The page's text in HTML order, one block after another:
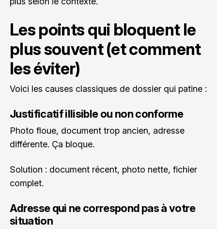
Les points qui bloquent le
plus souvent (et comment
les éviter)
Voici les causes classiques de dossier qui patine :
Justificatif illisible ou non conforme
Photo floue, document trop ancien, adresse
différente. Ça bloque.
Solution : document récent, photo nette, fichier
complet.
Adresse qui ne correspond pas à votre
situation